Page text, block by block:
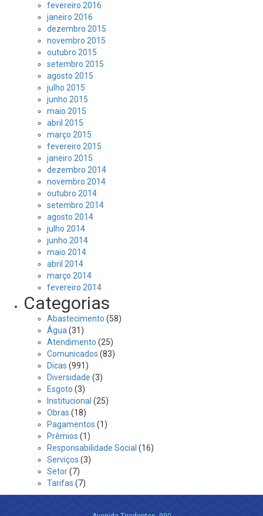
fevereiro 2016
janeiro 2016
dezembro 2015
novembro 2015
outubro 2015
setembro 2015
agosto 2015
julho 2015
junho 2015
maio 2015
abril 2015
março 2015
fevereiro 2015
janeiro 2015
dezembro 2014
novembro 2014
outubro 2014
setembro 2014
agosto 2014
julho 2014
junho 2014
maio 2014
abril 2014
março 2014
fevereiro 2014
Categorias
Abastecimento (58)
Água (31)
Atendimento (25)
Comunicados (83)
Dicas (991)
Diversidade (3)
Esgoto (3)
Institucional (25)
Obras (18)
Pagamentos (1)
Prêmios (1)
Responsabilidade Social (16)
Serviços (3)
Setor(7)
Tarifas (7)